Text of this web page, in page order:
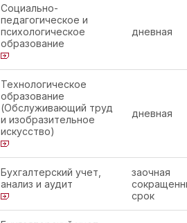
Социально-
педагогическое и
психологическое
образование
дневная
Технологическое
образование
(Обслуживающий труд
и изобразительное
искусство)
дневная
Бухгалтерский учет,
анализ и аудит
заочная
срок